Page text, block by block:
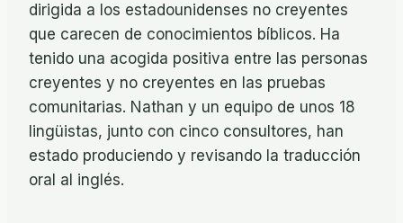
dirigida a los estadounidenses no creyentes
que carecen de conocimientos bíblicos. Ha
tenido una acogida positiva entre las personas
creyentes y no creyentes en las pruebas
comunitarias. Nathan y un equipo de unos 18
lingüistas, junto con cinco consultores, han
estado produciendo y revisando la traducción
oral al inglés.